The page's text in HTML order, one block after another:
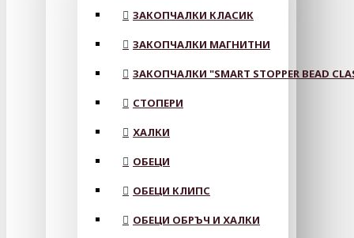
ЗАКОПЧАЛКИ КЛАСИК
ЗАКОПЧАЛКИ МАГНИТНИ
ЗАКОПЧАЛКИ "SMART STOPPER BEAD
СТОПЕРИ
ХАЛКИ
ОБЕЦИ
ОБЕЦИ КЛИПС
ОБЕЦИ ОБРЪЧ И ХАЛКИ